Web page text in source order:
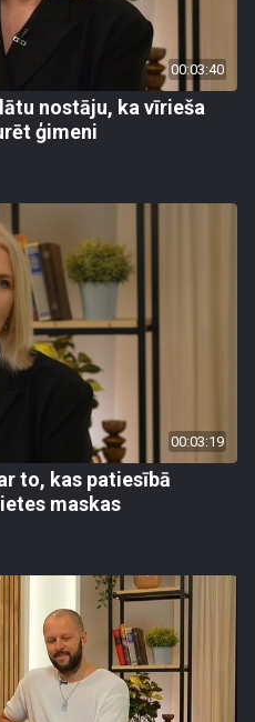
00:03:40
nostāju, ka vīrieša
ģimeni
00:03:19
to, kas patiesībā
maskas